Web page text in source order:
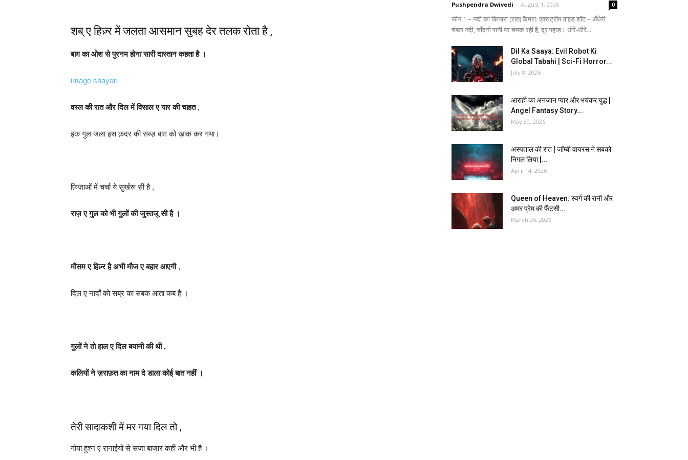
शब् ए हिज़्र में जलता आसमान सुबह देर तलक रोता है ,
बाग़ का ओश से पुरनम होना सारी दास्तान कहता है ।
image shayari
वस्ल की रात और दिल में विसाल ए यार की चाहत,
इक गुल जला इस क़दर की सब्ज़ बाग़ को ख़ाक कर गया।
फ़िज़ाओं में चर्चा ये सुर्खरू सी है ,
राज़ ए गुल को भी गुलों की जुस्तजू सी है ।
मौसम ए हिज़्र है अभी मौज ए बहार आएगी,
दिल ए नादाँ को सब्र का सबक आता कब है ।
गुलों ने तो हाल ए दिल बयानी की थी ,
कलियों ने ज़राफ़त का नाम दे डाला कोई बात नहीं ।
तेरी सादाकशी में मर गया दिल तो ,
गोया हुश्न ए रानाईयों से सजा बाजार कहीं और भी है ।
Pushpendra Dwivedi - August 1, 2026 0
सीन 1 – नदी का किनारा (रात) कैमरा: एक्सट्रीम वाइड शॉट – अँधेरी
चंबल नदी, चाँदनी पानी पर चमक रही है, दूर पहाड़। धीरे-धीरे...
Dil Ka Saaya: Evil Robot Ki
Global Tabahi | Sci-Fi Horror...
July 8, 2026
आराही का अनजान प्यार और भयंकर युद्ध |
Angel Fantasy Story...
May 30, 2026
अस्पताल की रात | जॉम्बी वायरस ने सबको
निगल लिया |...
April 14, 2026
Queen of Heaven: स्वर्ग की रानी और
अमर प्रेम की फैंटसी...
March 26, 2026